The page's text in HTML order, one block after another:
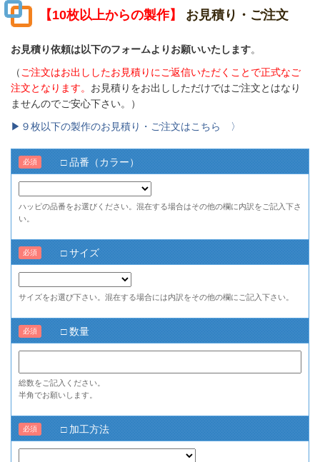
【10枚以上からの製作】 お見積り・ご注文
お見積り依頼は以下のフォームよりお願いいたします。
（ ご注文はお出ししたお見積りにご返信いただくことで正式なご
注文となります。 お見積りをお出ししただけではご注文とはなり
ませんのでご安心下さい。）
▶９枚以下の製作のお見積り・ご注文はこちら 〉
□ 品番（カラー）
必須
ハッピの品番をお選びください。混在する場合はその他の欄に内訳をご記入下さ
い。
□ サイズ
必須
サイズをお選び下さい。混在する場合には内訳をその他の欄にご記入下さい。
□ 数量
必須
総数をご記入ください。
半角でお願いします。
□ 加工方法
必須